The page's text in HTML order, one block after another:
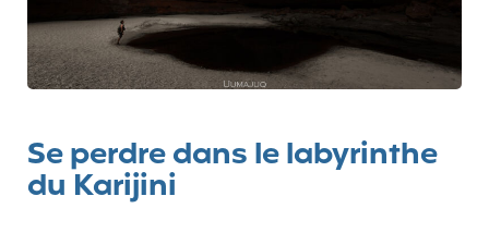
Se perdre dans le labyrinthe
du Karijini